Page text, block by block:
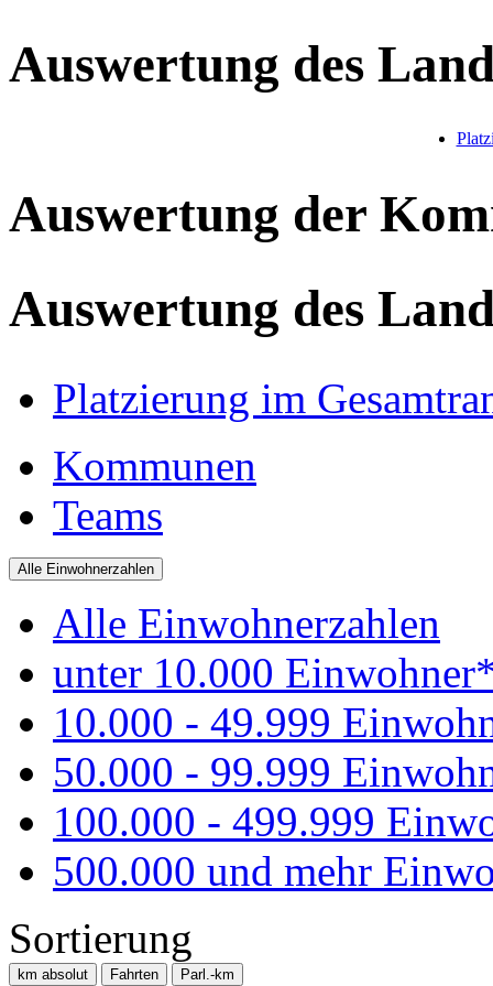
Auswertung des
Auswertung der
Auswertung des
Platzierung im
Kommunen
Teams
Alle Einwohnerzahlen
Alle Einwohnerzahlen
unter 10.000
10.000 - 49.999
50.000 - 99.999
100.000 - 499.999
500.000 und mehr
Sortierung
km absolut Fahrten Parl.-km